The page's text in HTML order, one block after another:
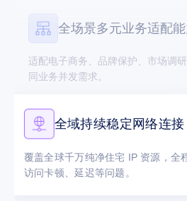
全域持续稳定网络连接
覆盖全球千万纯净住宅 IP 资源，
访问卡顿、延迟等问题。
简易直观可视化管理后
可视化后台操作便捷，可一键筛选
保护账号与端口资源安全。